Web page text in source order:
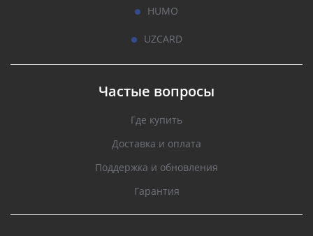
HUMO
UZCARD
Частые вопросы
Где купить
Доставка и оплата
Поддержка и обновления
Гарантия